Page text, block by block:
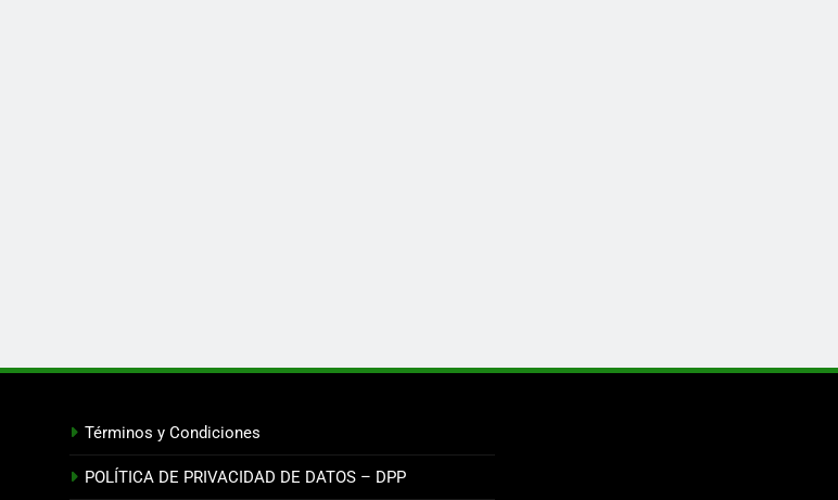
Términos y Condiciones
POLÍTICA DE PRIVACIDAD DE DATOS – DPP